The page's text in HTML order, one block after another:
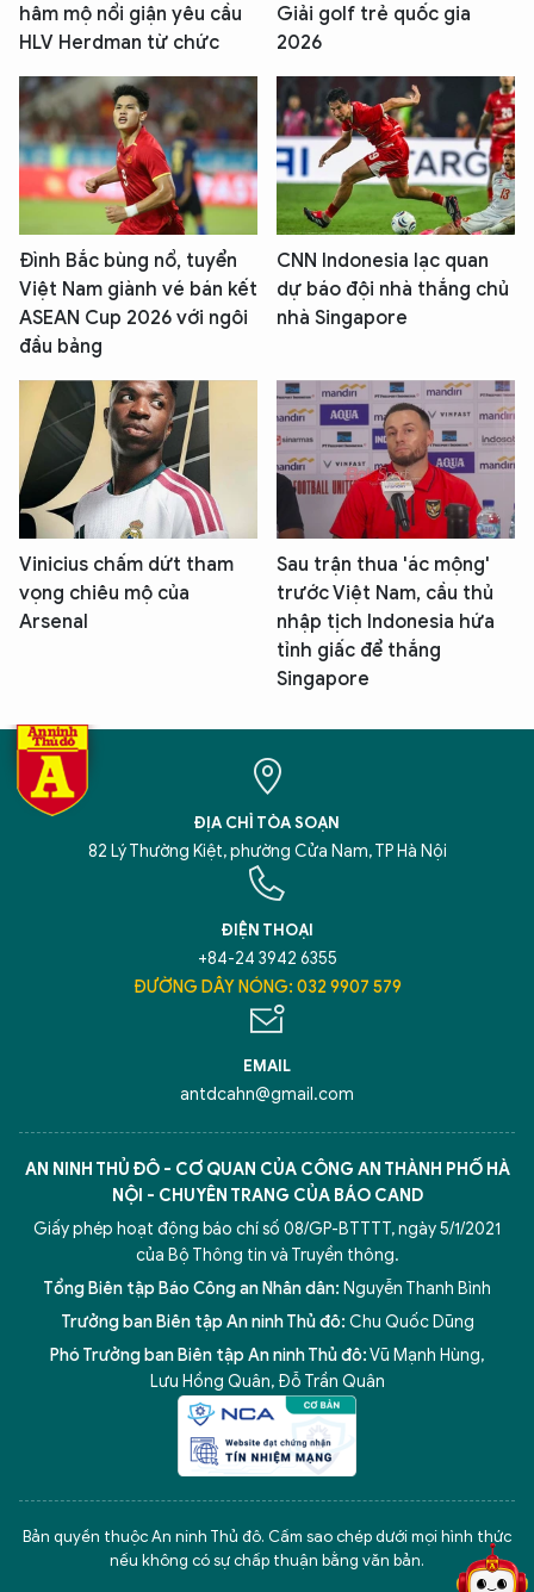
hâm mộ nổi giận yêu cầu
HLV Herdman từ chức
Giải golf trẻ quốc gia
2026
Đình Bắc bùng nổ, tuyển
Việt Nam giành vé bán kết
ASEAN Cup 2026 với ngôi
đầu bảng
CNN Indonesia lạc quan
dự báo đội nhà thắng chủ
nhà Singapore
Vinicius chấm dứt tham
vọng chiêu mộ của
Arsenal
Sau trận thua 'ác mộng'
trước Việt Nam, cầu thủ
nhập tịch Indonesia hứa
tỉnh giấc để thắng
Singapore
ĐỊA CHỈ TÒA SOẠN
82 Lý Thường Kiệt, phường Cửa Nam, TP Hà Nội
ĐIỆN THOẠI
+84-24 3942 6355
ĐƯỜNG DÂY NÓNG: 032 9907 579
EMAIL
antdcahn@gmail.com
AN NINH THỦ ĐÔ - CƠ QUAN CỦA CÔNG AN THÀNH PHỐ HÀ
NỘI - CHUYÊN TRANG CỦA BÁO CAND
Giấy phép hoạt động báo chí số 08/GP-BTTTT, ngày 5/1/2021
của Bộ Thông tin và Truyền thông.
Tổng Biên tập Báo Công an Nhân dân: Nguyễn Thanh Bình
Trưởng ban Biên tập An ninh Thủ đô: Chu Quốc Dũng
Phó Trưởng ban Biên tập An ninh Thủ đô:Vũ Mạnh Hùng,
Lưu Hồng Quân, Đỗ Trần Quân
Bản quyền thuộc An ninh Thủ đô. Cấm sao chép dưới mọi hình thức
nếu không có sự chấp thuận bằng văn bản.
5 điểm nghẽn của Hà Nội giải pháp xử lý điểm nghẽn của